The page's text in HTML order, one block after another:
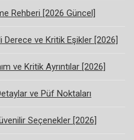
Rehberi [2026 Güncel]
Derece ve Kritik Eşikler [2026]
ve Kritik Ayrıntılar [2026]
ve Püf Noktaları
Seçenekler [2026]